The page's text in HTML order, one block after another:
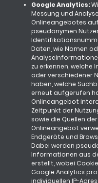
Google Analytics:
Messung und
Onlineangebotes
pseudonymen
Daten, wie Namen
zu erkennen, welche
oder verschiedener
haben, welche
erneut aufgerufen
Onlineangebot
Zeitpunkt der
sowie die Quellen
Onlineangebot
Endgeräte und
Dabei werden
Informationen aus
erstellt, wobei
Google Analytics
individuellen IP-